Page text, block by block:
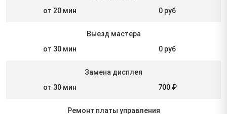
от 20 мин
0 руб
Выезд мастера
от 30 мин
0 руб
Замена дисплея
от 30 мин
700 ₽
Ремонт платы управления